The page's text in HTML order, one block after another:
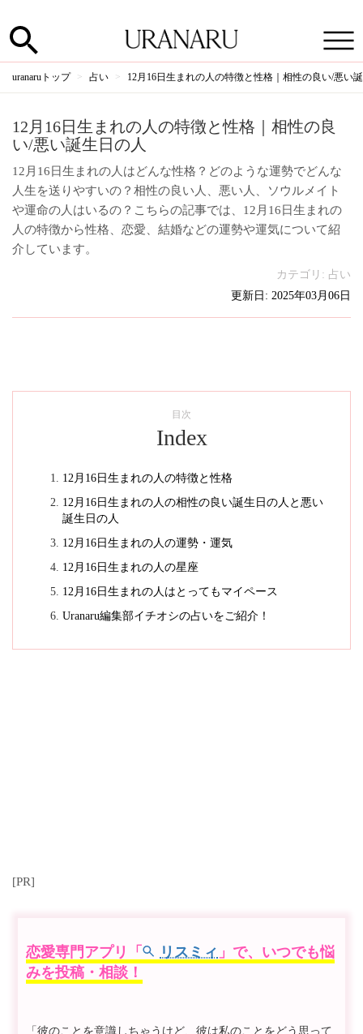
uranaruトップ 占い 12月16日生まれの人の特徴と性格｜相性の良い/悪い
12月16日生まれの人の特徴と性格｜相性の良
い/悪い誕生日の人
12月16日生まれの人はどんな性格？どのような運勢でどんな
人生を送りやすいの？相性の良い人、悪い人、ソウルメイト
や運命の人はいるの？こちらの記事では、12月16日生まれの
人の特徴から性格、恋愛、結婚などの運勢や運気について紹
介しています。
カテゴリ: 占い
更新日: 2025年03月06日
目次
Index
12月16日生まれの人の特徴と性格
12月16日生まれの人の相性の良い誕生日の人と悪い
誕生日の人
12月16日生まれの人の運勢・運気
12月16日生まれの人の星座
12月16日生まれの人はとってもマイペース
Uranaru編集部イチオシの占いをご紹介！
[PR]
恋愛専門アプリ「 リスミィ 」で、いつでも悩
みを投稿・相談！
「彼のことを意識しちゃうけど、彼は私のことをどう思って